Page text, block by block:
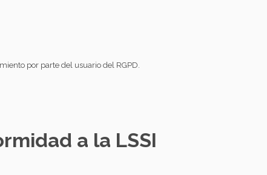
por parte del usuario del RGPD.
a la LSSI